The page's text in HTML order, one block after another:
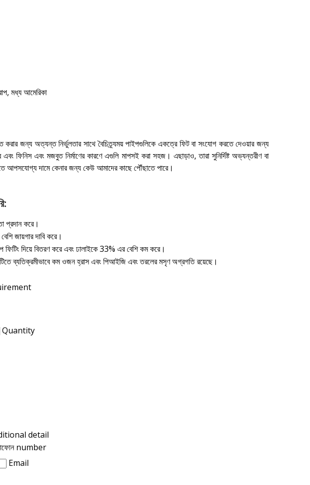
মধ্য আমেরিকা
করার জন্য অত্যন্ত নির্ভুলতার সাথে বৈচিত্র্যময় পাইপগুলিকে একত্রে ফিট বা সংযোগ করতে দেওয়ার জন্য
এবং মজবুত নির্মাণের কারণে এগুলি মাপসই করা সহজ। এছাড়াও, তারা সুনির্দিষ্ট অভ্যন্তরীণ বা
আপসযোগ্য দামে কেনার জন্য কেউ আমাদের কাছে পৌঁছাতে পারে।
প্রদান করে।
জায়গার দাবি করে।
ফিটিং দিয়ে বিতরণ করে এবং ঢালাইকে 33% এর বেশি কম করে।
ব্যতিক্রমীভাবে কম ওজন হ্রাস এবং পিআইজি এবং তরলের মসৃণ অগ্রগতি রয়েছে।
Quantity
detail
number
Email